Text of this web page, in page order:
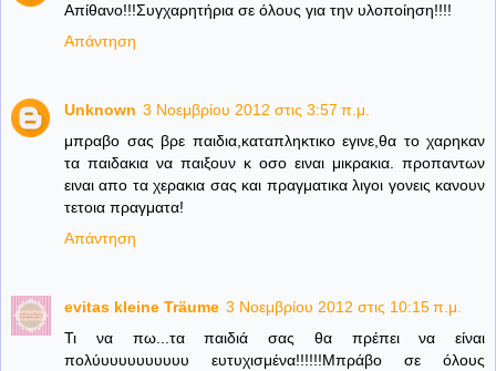
Απίθανο!!!Συγχαρητήρια σε όλους για την υλοποίηση!!!!
Απάντηση
Unknown 3 Νοεμβρίου 2012 στις 3:57 π.μ.
μπραβο σας βρε παιδια,καταπληκτικο εγινε,θα το χαρηκαν
τα παιδακια να παιξουν κ οσο ειναι μικρακια. προπαντων
ειναι απο τα χερακια σας και πραγματικα λιγοι γονεις κανουν
τετοια πραγματα!
Απάντηση
evitas kleine Träume 3 Νοεμβρίου 2012 στις 10:15 π.μ.
Τι να πω...τα παιδιά σας θα πρέπει να είναι
πολύυυυυυυυυυυ ευτυχισμένα!!!!!!Μπράβο σε όλους